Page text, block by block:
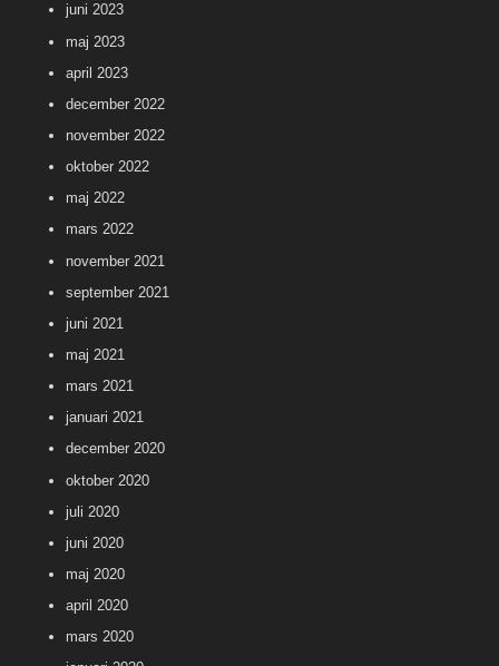
juni 2023
maj 2023
april 2023
december 2022
november 2022
oktober 2022
maj 2022
mars 2022
november 2021
september 2021
juni 2021
maj 2021
mars 2021
januari 2021
december 2020
oktober 2020
juli 2020
juni 2020
maj 2020
april 2020
mars 2020